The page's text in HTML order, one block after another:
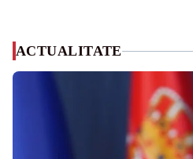
ACTUALITATE